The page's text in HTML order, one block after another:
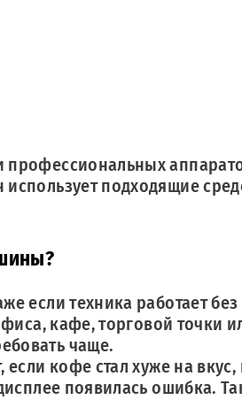
подходящие
если техника работает
кафе, торговой точки
чаще.
кофе стал хуже на
появилась ошибка.